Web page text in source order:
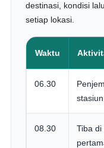
destinasi, kondisi
setiap lokasi.
Waktu
06.30
stasiun
08.30
Tiba